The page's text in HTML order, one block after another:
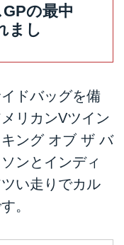
の最中
まし
ドバッグを備
リカンVツイン
ング オブ ザ バ
ンとインディ
い走りでカル
。